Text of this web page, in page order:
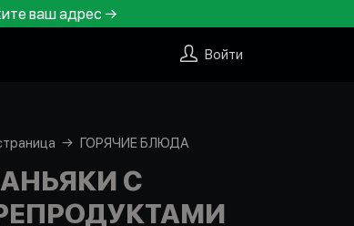
ваш адрес →
Войти
ГОРЯЧИЕ БЛЮДА
С